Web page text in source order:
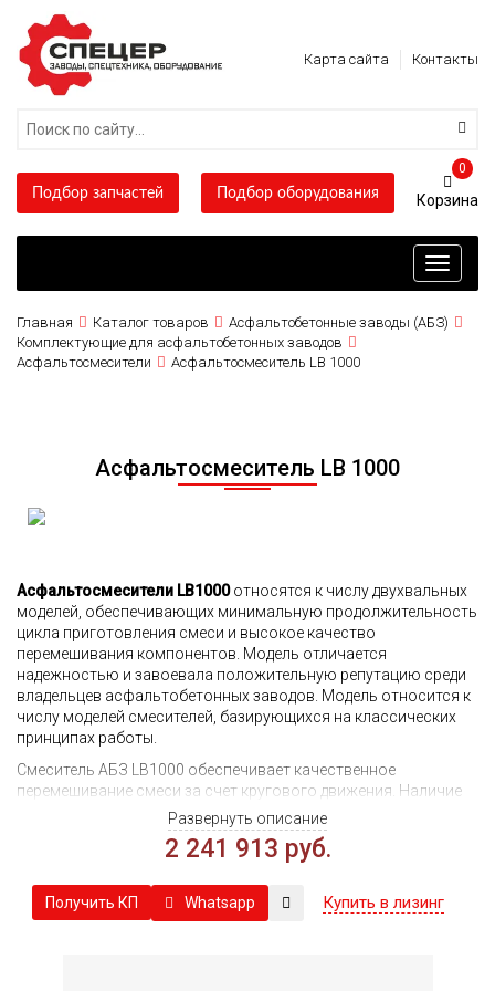
Карта сайта Контакты
Подбор запчастей Подбор оборудования
0
Toggle
Главная Каталог товаров
Асфальтобетонные заводы (АБЗ)
Комплектующие для асфальтобетонных заводов
Асфальтосмесители
Асфальтосмеситель LB 1000
Асфальтосмеситель LB 1000
Асфальтосмесители LB1000относятся к числу двухвальных
моделей, обеспечивающих минимальную продолжительность
цикла приготовления смеси и высокое качество
перемешивания компонентов. Модель отличается
надежностью и завоевала положительную репутацию среди
владельцев асфальтобетонных заводов. Модель относится к
числу моделей смесителей, базирующихся на классических
принципах работы.
Смеситель АБЗ LB1000 обеспечивает качественное
перемешивание смеси за счет кругового движения. Наличие
двух валов с различной направленностью вращения
формирует вихревые области, в которых смешивание
компонентов происходит максимально интенсивно.
гомогенизировать до нужного состояния бетон, но и
сократить продолжительность рабочего цикла для его
Развернуть описание
2 241 913 руб.
Получить КП Whatsapp Купить в лизинг